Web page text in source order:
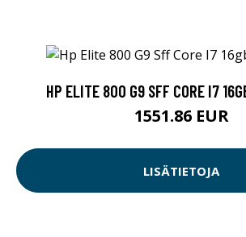
HP ELITE 800 G9 SFF CORE I7
1551.86 EUR
LISÄTIETOJA